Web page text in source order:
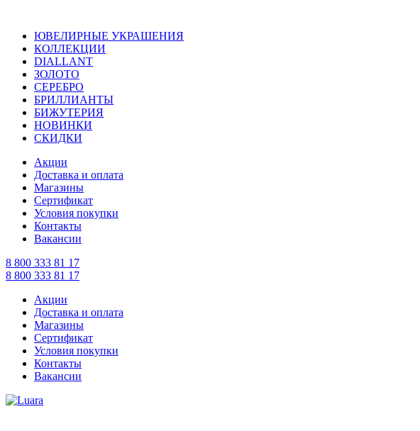
ЮВЕЛИРНЫЕ УКРАШЕНИЯ
КОЛЛЕКЦИИ
DIALLANT
ЗОЛОТО
СЕРЕБРО
БРИЛЛИАНТЫ
БИЖУТЕРИЯ
НОВИНКИ
СКИДКИ
Акции
Доставка и оплата
Магазины
Сертификат
Условия покупки
Контакты
Вакансии
8 800 333 81 17
8 800 333 81 17
Акции
Доставка и оплата
Магазины
Сертификат
Условия покупки
Контакты
Вакансии